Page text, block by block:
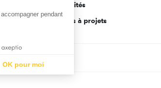
Actualités
Appels à projets
pendant
OK pour moi